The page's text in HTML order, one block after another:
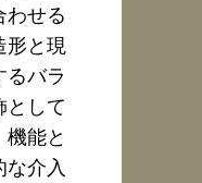
わせる
形と現
バラ
として
能と
な介入